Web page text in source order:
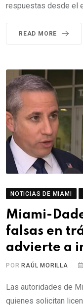
respuestas desde el
READ MORE
NOTICIAS DE MIAMI
Miami-
falsas en
advierte a
POR RAÚL MORILLA
Las autoridades de
quienes solicitan